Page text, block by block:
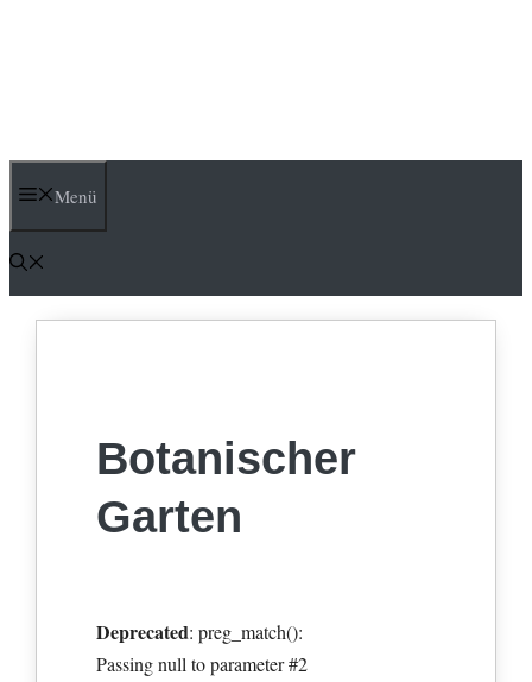
Menü
Botanischer
Garten
Deprecated: preg_match():
Passing null to parameter #2